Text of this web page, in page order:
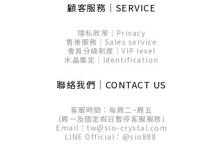
顧客服務│SERVICE
隱私政策│Privacy
售後服務│Sales service
會員分級制度│VIP level
水晶鑑定│Identification
聯絡我們│CONTACT US
客服時間：每周二~周五
(周一及國定假日暫停客服服務)
Email：tw@sio-crystal.com
LINE Official： @sio888